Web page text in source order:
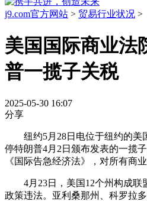
j9.com官方网站 > 贸易行业状况 >
美国国际商业法
普一揽子关税
2025-05-30 16:07
分享
纽约5月28日电位于纽约的美
停特朗普4月2日颁布发表的一揽
《国际告急经济法》，对所有商
4月23日，美国12个州构成联
政策违法。亚利桑那州、科罗拉